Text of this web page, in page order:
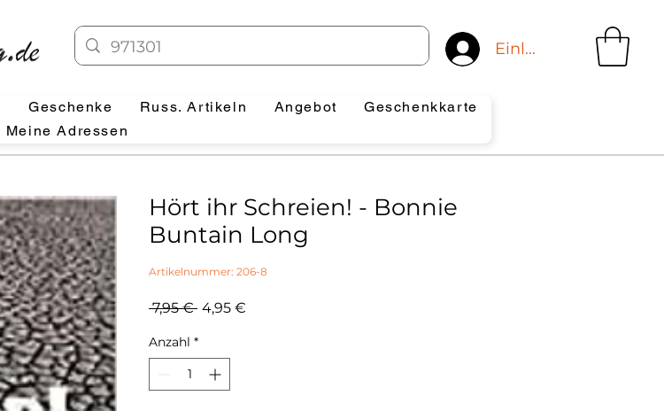
Einloggen
Geschenke Russ. Artikeln Angebot
Geschenkkarte
Meine Adressen
Hört ihr Schreien! - Bonnie
Buntain Long
Artikelnummer: 206-8
7,95 € Standardpreis
4,95 €
Anzahl *